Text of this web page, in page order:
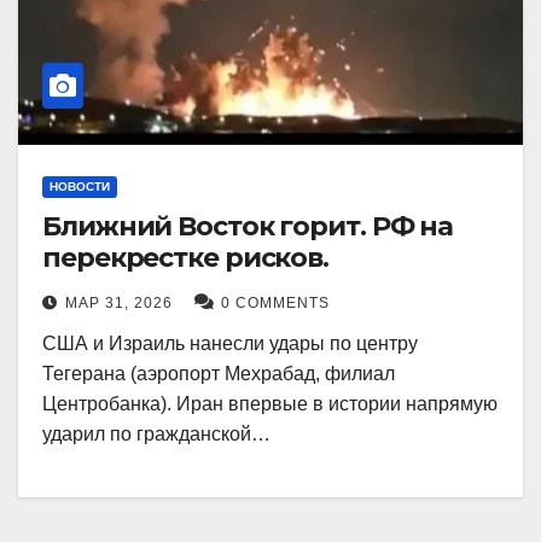
НОВОСТИ
Ближний Восток горит. РФ на
перекрестке рисков.
МАР 31, 2026 0 COMMENTS
США и Израиль нанесли удары по центру
Тегерана (аэропорт Мехрабад, филиал
Центробанка). Иран впервые в истории напрямую
ударил по гражданской…